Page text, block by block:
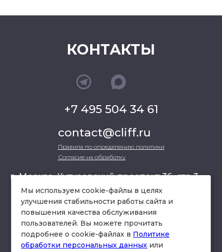
КОНТАКТЫ
+7 495 504 34 61
contact@cliff.ru
Правила по определению политики
Согласие на обработку
г. Москва, Кутузовский проспект 36, стр.3 ,
офис 301
схема проезда
Мы используем cookie-файлы в целях
улучшения стабильности работы сайта и
повышения качества обслуживания
пользователей. Вы можете прочитать
подробнее о cookie-файлах в Политике
обработки персональных данных или